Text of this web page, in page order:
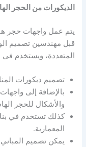
الديكورات من الحجر
يتم عمل واجهات حجر
قبل مهندسين تصميم
المتعددة، ويستخدم
تصميم ديكورات
بالإضافة إلى
والأشكال للحجر
كذلك تستخدم في
المعمارية.
يمكن تصميم